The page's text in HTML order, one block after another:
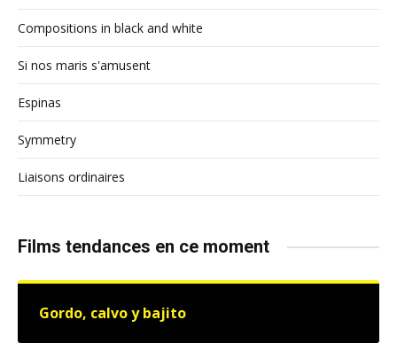
Compositions in black and white
Si nos maris s'amusent
Espinas
Symmetry
Liaisons ordinaires
Films tendances en ce moment
Gordo, calvo y bajito